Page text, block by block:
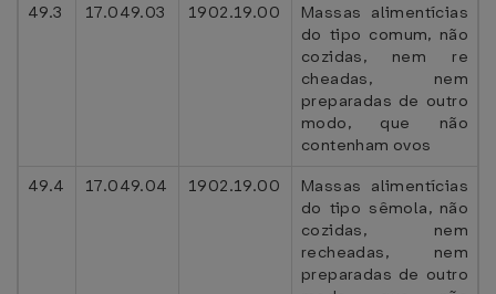
49.3
17.049.03 1902.19.00
Massas alimentícias
do tipo comum, não
cozidas, nem re
cheadas, nem
preparadas de outro
modo, que não
contenham ovos
49.4
17.049.04 1902.19.00
Massas alimentícias
do tipo sêmola, não
cozidas, nem
recheadas, nem
preparadas de outro